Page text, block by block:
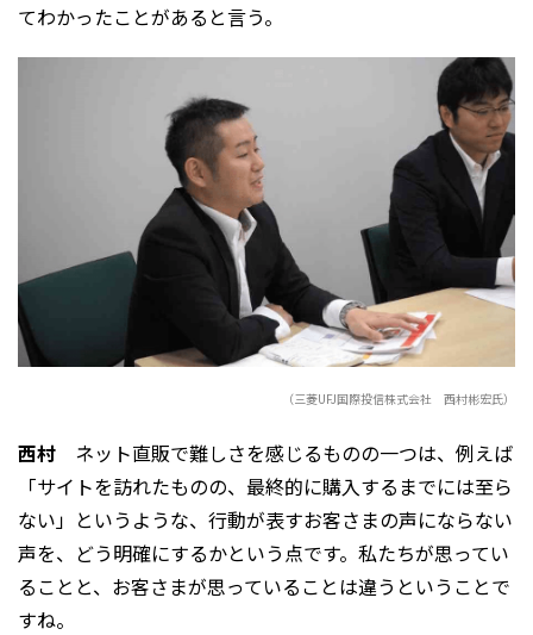
てわかったことがあると言う。
（三菱UFJ国際投信株式会社 西村彬宏氏）
西村 ネット直販で難しさを感じるものの一つは、例えば
「サイトを訪れたものの、最終的に購入するまでには至ら
ない」というような、行動が表すお客さまの声にならない
声を、どう明確にするかという点です。私たちが思ってい
ることと、お客さまが思っていることは違うということで
すね。